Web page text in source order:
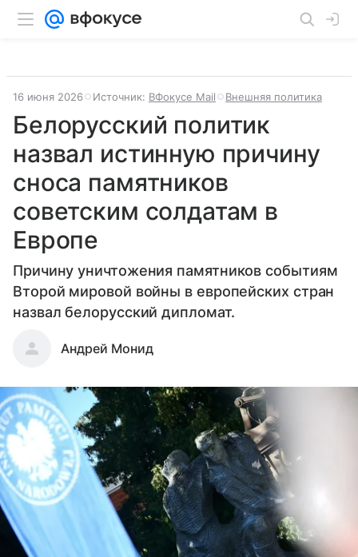
16 июня 2026 Источник: ВФокусе Mail Внешняя политика
Белорусский политик
назвал истинную причину
сноса памятников
советским солдатам в
Европе
Причину уничтожения памятников событиям
Второй мировой войны в европейских стран
назвал белорусский дипломат.
Андрей Монид